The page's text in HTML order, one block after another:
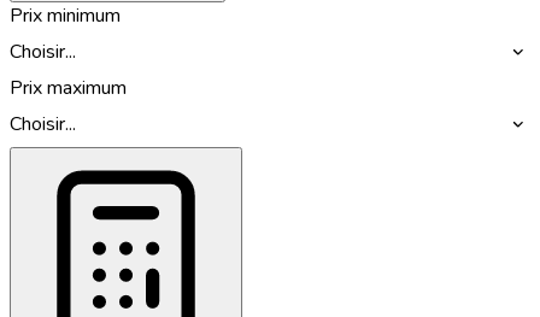
Prix minimum
Choisir...
Prix maximum
Choisir...